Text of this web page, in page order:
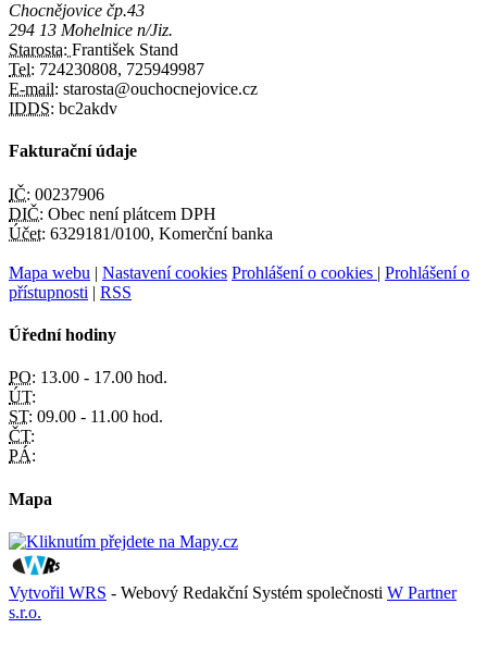
Chocnějovice čp.43
294 13 Mohelnice n/Jiz.
Starosta: František Stand
Tel: 724230808, 725949987
E-mail: starosta@ouchocnejovice.cz
IDDS: bc2akdv
Fakturační údaje
IČ: 00237906
DIČ: Obec není plátcem DPH
Účet: 6329181/0100, Komerční banka
Mapa webu | Nastavení cookies Prohlášení o cookies | Prohlášení o
přístupnosti | RSS
Úřední hodiny
PO: 13.00 - 17.00 hod.
ÚT:
ST: 09.00 - 11.00 hod.
ČT:
PÁ:
Mapa
Vytvořil WRS - Webový Redakční Systém společnosti W Partner
s.r.o.